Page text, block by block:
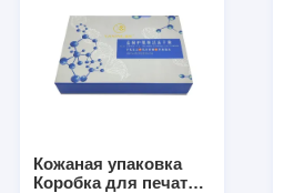
Кожаная упаковка
Коробка для печати